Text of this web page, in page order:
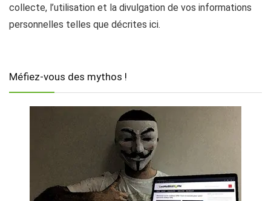
collecte, l’utilisation et la divulgation de vos informations
personnelles telles que décrites ici.
Méfiez-vous des mythos !